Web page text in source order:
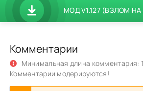
МОД V1.127 (ВЗЛОМ
Комментарии
Минимальная длина комментария:
Комментарии модерируются!